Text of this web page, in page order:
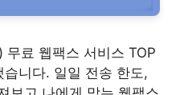
료 웹팩스 서비스 TOP
니다. 일일 전송 한도,